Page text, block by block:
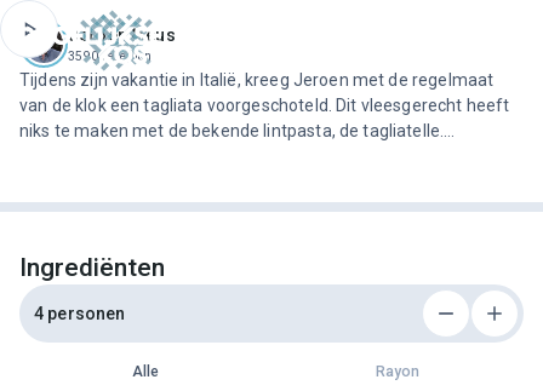
Jeroen Meus
3590 recepten
Tijdens zijn vakantie in Italië, kreeg Jeroen met de regelmaat
van de klok een tagliata voorgeschoteld. Dit vleesgerecht heeft
niks te maken met de bekende lintpasta, de tagliatelle.
vlees.Een ‘tagliata’ bestaat uit sneetjes kortgebakken rundvlees,
kaas. En omdat je nu nog volop kan genieten van de beste
zomertomaten, serveert hij het gerecht met een simpele
tomatensla.
Ingrediënten
4 personen
Alle Rayon